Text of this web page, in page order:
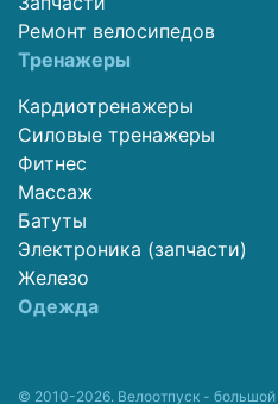
Ремонт велосипедов
Тренажеры
Кардиотренажеры
Силовые тренажеры
Фитнес
Массаж
Батуты
Электроника (запчасти)
Железо
Одежда
© 2010-2026. Велоотпуск - большой